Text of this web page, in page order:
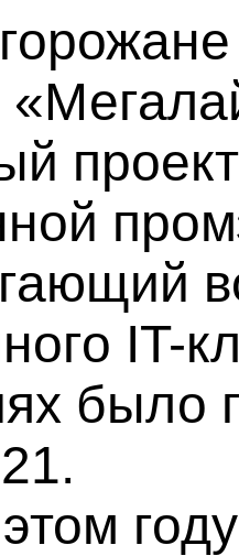
IT-
было